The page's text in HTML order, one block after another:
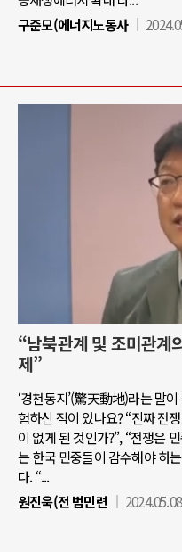
구준모(에너지노동사
“남북관계 및 조미관계
제”
‘경천동지’(驚天動地)라는 말
험하신 적이 있나요? “진짜 전
이 없게 된 것인가?”, “전쟁은
는 한국 민중들이 감수해야 하
다. “...
원진욱(전 범민련